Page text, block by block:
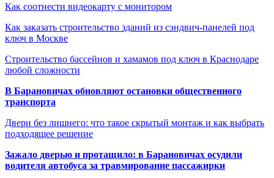
Как соотнести видеокарту с монитором
Как заказать строительство зданий из сэндвич-панелей под
ключ в Москве
Строительство бассейнов и хамамов под ключ в Краснодаре
любой сложности
В Барановичах обновляют остановки общественного
транспорта
Двери без лишнего: что такое скрытый монтаж и как выбрать
подходящее решение
Зажало дверью и протащило: в Барановичах осудили
водителя автобуса за травмирование пассажирки